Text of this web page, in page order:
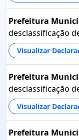
Prefeitura
desclassificação
Visualizar
Prefeitura
desclassificação
Visualizar
Prefeitura